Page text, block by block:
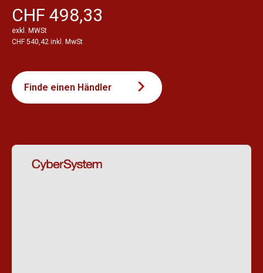
CHF 498,33
exkl. MWSt
CHF 540,42 inkl. MwSt
Finde einen Händler